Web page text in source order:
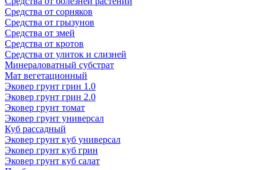
Средства от сорняков
Средства от грызунов
Средства от змей
Средства от кротов
Средства от улиток и слизней
Минераловатный субстрат
Мат вегетационный
Эковер грунт грин 1.0
Эковер грунт грин 2.0
Эковер грунт томат
Эковер грунт универсал
Куб рассадный
Эковер грунт куб универсал
Эковер грунт куб грин
Эковер грунт куб салат